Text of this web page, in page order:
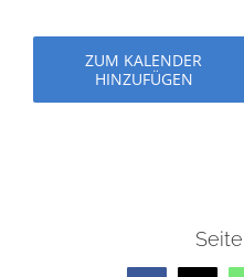
ZUM KALENDER
HINZUFÜGEN